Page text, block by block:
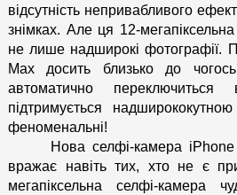
відсутність непривабливого
знімках. Але ця 12-
не лише надширокі фотографії.
Max досить близько до
автоматично
підтримується
феноменальні!
Нова селфі-камера
вражає навіть тих, хто не є
мегапіксельна селфі-камера